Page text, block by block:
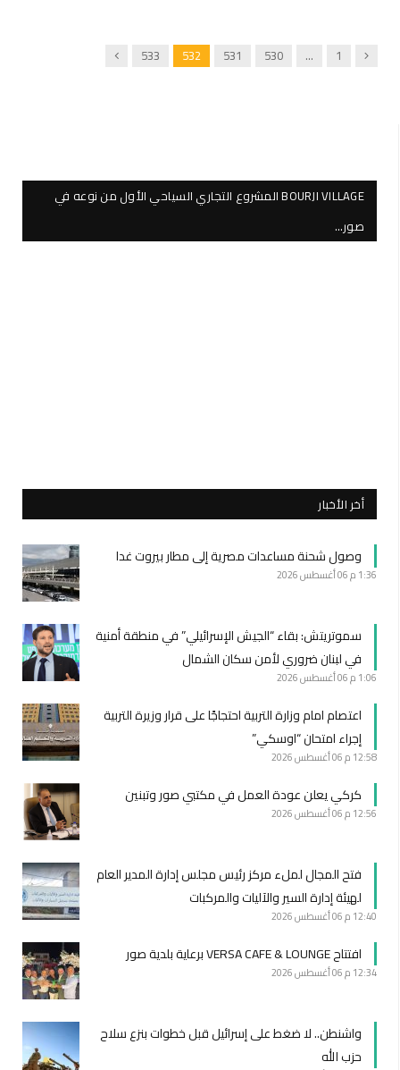
Previous
1
…
530
531
532
533
Next
BOURJI VILLAGE المشروع التجاري السياحي الأول من نوعه في
صور…
أخر الأخبار
وصول شحنة مساعدات مصرية إلى مطار بيروت غدا
1:36 م 06 أغسطس 2026
سموتريتش: بقاء “الجيش الإسرائيلي” في منطقة أمنية
في لبنان ضروري لأمن سكان الشمال
1:06 م 06 أغسطس 2026
اعتصام امام وزارة التربية احتجاجًا على قرار وزيرة التربية
إجراء امتحان “اوسكي”
12:58 م 06 أغسطس 2026
كركي يعلن عودة العمل في مكتبي صور وتبنين
12:56 م 06 أغسطس 2026
فتح المجال لملء مركز رئيس مجلس إدارة المدير العام
لهيئة إدارة السير والآليات والمركبات
12:40 م 06 أغسطس 2026
افتتاح VERSA CAFE & LOUNGE برعاية بلدية صور
12:34 م 06 أغسطس 2026
واشنطن.. لا ضغط على إسرائيل قبل خطوات بنزع سلاح
حزب الله